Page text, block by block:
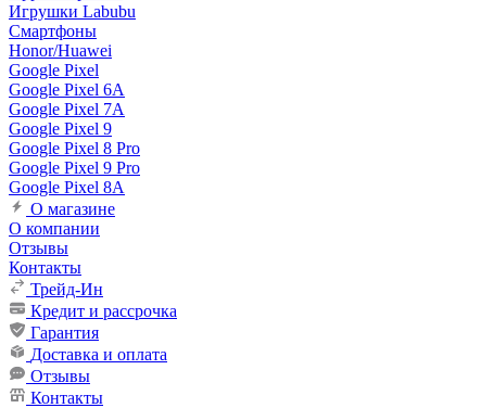
Игрушки Labubu
Смартфоны
Honor/Huawei
Google Pixel
Google Pixel 6A
Google Pixel 7А
Google Pixel 9
Google Pixel 8 Pro
Google Pixel 9 Pro
Google Pixel 8A
О магазине
О компании
Отзывы
Контакты
Трейд-Ин
Кредит и рассрочка
Гарантия
Доставка и оплата
Отзывы
Контакты